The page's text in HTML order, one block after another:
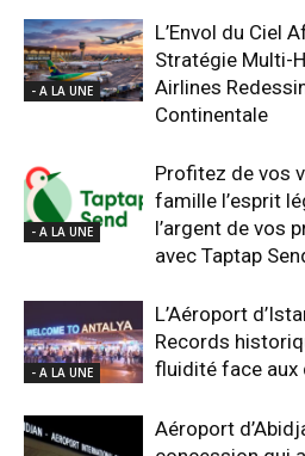
- A LA UNE
L’Envol du Ciel
Stratégie Multi-
Airlines
Continentale
- A LA UNE
Profitez de vos
famille l’esprit
l’argent de vos
avec Taptap
- A LA UNE
L’Aéroport
Records
fluidité face aux
Aéroport